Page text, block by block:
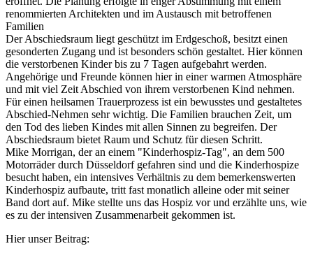
renommierten Architekten und im Austausch mit betroffenen
Familien
Der Abschiedsraum liegt geschützt im Erdgeschoß, besitzt einen
gesonderten Zugang und ist besonders schön gestaltet. Hier können
die verstorbenen Kinder bis zu 7 Tagen aufgebahrt werden.
Angehörige und Freunde können hier in einer warmen Atmosphäre
und mit viel Zeit Abschied von ihrem verstorbenen Kind nehmen.
Für einen heilsamen Trauerprozess ist ein bewusstes und gestaltetes
Abschied-Nehmen sehr wichtig. Die Familien brauchen Zeit, um
den Tod des lieben Kindes mit allen Sinnen zu begreifen. Der
Abschiedsraum bietet Raum und Schutz für diesen Schritt.
Mike Morrigan, der an einem "Kinderhospiz-Tag", an dem 500
Motorräder durch Düsseldorf gefahren sind und die Kinderhospize
besucht haben, ein intensives Verhältnis zu dem bemerkenswerten
Kinderhospiz aufbaute, tritt fast monatlich alleine oder mit seiner
Band dort auf. Mike stellte uns das Hospiz vor und erzählte uns, wie
es zu der intensiven Zusammenarbeit gekommen ist.
Hier unser Beitrag: